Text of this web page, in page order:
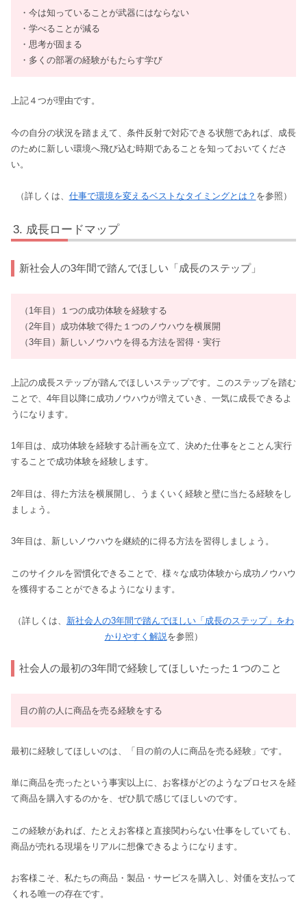
・今は知っていることが武器にはならない
・学べることが減る
・思考が固まる
・多くの部署の経験がもたらす学び
上記４つが理由です。
今の自分の状況を踏まえて、条件反射で対応できる状態であれば、成長
のために新しい環境へ飛び込む時期であることを知っておいてくださ
い。
（詳しくは、 仕事で環境を変えるベストなタイミングとは？ を参照）
成長ロードマップ
新社会人の3年間で踏んでほしい「成長のステップ」
（1年目）１つの成功体験を経験する
（2年目）成功体験で得た１つのノウハウを横展開
（3年目）新しいノウハウを得る方法を習得・実行
上記の成長ステップが踏んでほしいステップです。このステップを踏む
ことで、4年目以降に成功ノウハウが増えていき、一気に成長できるよ
うになります。
1年目は、成功体験を経験する計画を立て、決めた仕事をとことん実行
することで成功体験を経験します。
2年目は、得た方法を横展開し、うまくいく経験と壁に当たる経験をし
ましょう。
3年目は、新しいノウハウを継続的に得る方法を習得しましょう。
このサイクルを習慣化できることで、様々な成功体験から成功ノウハウ
を獲得することができるようになります。
（詳しくは、 新社会人の3年間で踏んでほしい「成長のステップ」をわ
かりやすく解説 を参照）
社会人の最初の3年間で経験してほしいたった１つのこと
目の前の人に商品を売る経験をする
最初に経験してほしいのは、「目の前の人に商品を売る経験」です。
単に商品を売ったという事実以上に、お客様がどのようなプロセスを経
て商品を購入するのかを、ぜひ肌で感じてほしいのです。
この経験があれば、たとえお客様と直接関わらない仕事をしていても、
商品が売れる現場をリアルに想像できるようになります。
お客様こそ、私たちの商品・製品・サービスを購入し、対価を支払って
くれる唯一の存在です。